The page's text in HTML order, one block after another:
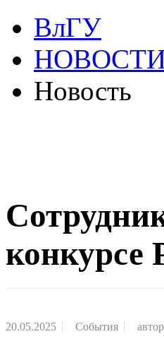
ВлГУ
Новость
конкурсе
20.05.2025 События автор